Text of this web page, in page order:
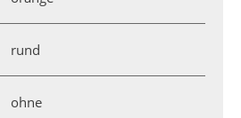
rund
ohne